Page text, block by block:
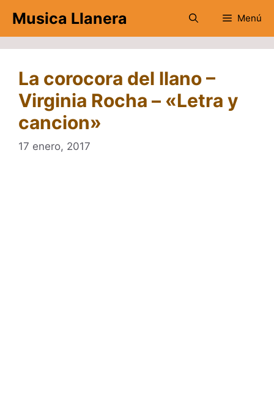
contenido
Musica Llanera Menú
La corocora del llano –
Virginia Rocha – «Letra y
cancion»
17 enero, 2017